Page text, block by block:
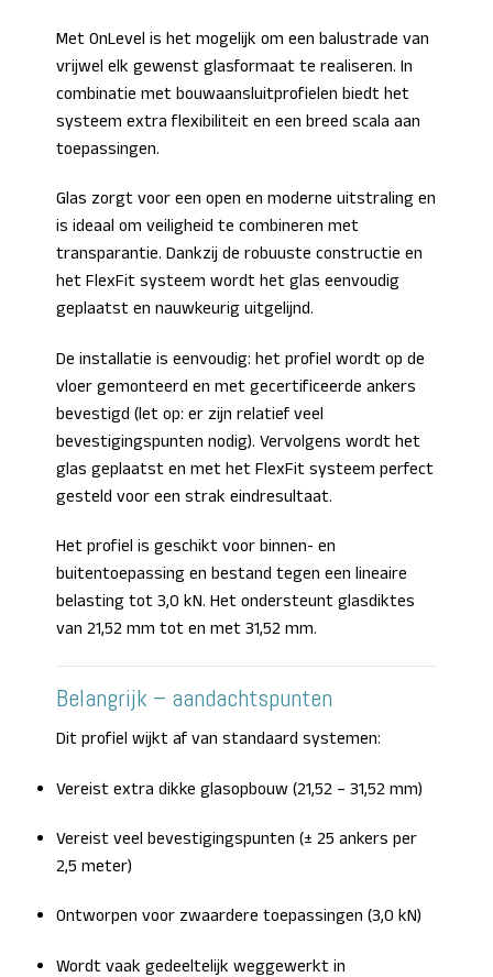
Met OnLevel is het mogelijk om een balustrade van
vrijwel elk gewenst glasformaat te realiseren. In
combinatie met bouwaansluitprofielen biedt het
systeem extra flexibiliteit en een breed scala aan
toepassingen.
Glas zorgt voor een open en moderne uitstraling en
is ideaal om veiligheid te combineren met
transparantie. Dankzij de robuuste constructie en
het FlexFit systeem wordt het glas eenvoudig
geplaatst en nauwkeurig uitgelijnd.
De installatie is eenvoudig: het profiel wordt op de
vloer gemonteerd en met gecertificeerde ankers
bevestigd (let op: er zijn relatief veel
bevestigingspunten nodig). Vervolgens wordt het
glas geplaatst en met het FlexFit systeem perfect
gesteld voor een strak eindresultaat.
Het profiel is geschikt voor binnen- en
buitentoepassing en bestand tegen een lineaire
belasting tot 3,0 kN. Het ondersteunt glasdiktes
van 21,52 mm tot en met 31,52 mm.
Belangrijk – aandachtspunten
Dit profiel wijkt af van standaard systemen:
Vereist extra dikke glasopbouw (21,52 – 31,52 mm)
Vereist veel bevestigingspunten (± 25 ankers per
2,5 meter)
Ontworpen voor zwaardere toepassingen (3,0 kN)
Wordt vaak gedeeltelijk weggewerkt in